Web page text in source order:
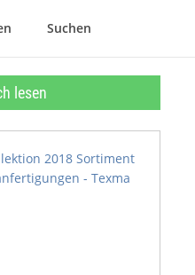
Suchen
lesen